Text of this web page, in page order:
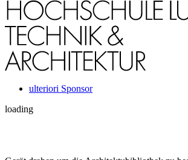
ulteriori Sponsor
loading